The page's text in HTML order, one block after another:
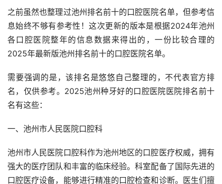
之前虽然也整理过池州排名前十的口腔医院名单，但参考信
息始终不够有参考性！这次更新的版本是根据2024年池州
各口腔医院整年的信息数据来得出的，一份比较合理的
2025年最新版池州排名前十的口腔医院名单。
需要强调的是，该排名是悠悠自己整理的，不代表官方排
名，仅供参考。2025池州种牙好的口腔医院医院排名前十
名有这些：
一、池州市人民医院口腔科
池州市人民医院口腔科作为池州地区的口腔医疗权威，拥有
强大的医疗团队和丰富的临床经验。科室配备了国际先进的
口腔医疗设备，能够进行精准的口腔检查和诊断。医生们擅